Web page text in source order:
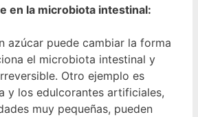
en la microbiota intestinal:
azúcar puede cambiar la forma
el microbiota intestinal y
Otro ejemplo es
y los edulcorantes artificiales,
muy pequeñas, pueden